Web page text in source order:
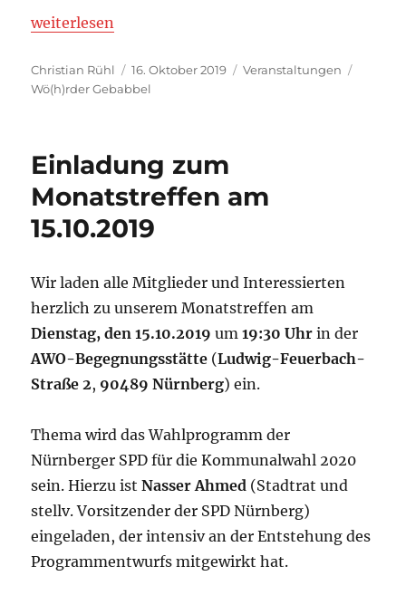
„Einladung zum ersten Wö(h)rder Gebabbel am 22.
weiterlesen
Autor
Christian Rühl
Veröffentlicht
am
16. Oktober 2019 Kategorien
Veranstaltungen
Wö(h)rder Gebabbel
Einladung zum
Monatstreffen am
15.10.2019
Wir laden alle Mitglieder und Interessierten
herzlich zu unserem Monatstreffen am
Dienstag, den 15.10.2019um19:30 Uhr in der
AWO-Begegnungsstätte (Ludwig-Feuerbach-
Straße 2, 90489 Nürnberg) ein.
Thema wird das Wahlprogramm der
Nürnberger SPD für die Kommunalwahl 2020
sein. Hierzu istNasser Ahmed (Stadtrat und
stellv. Vorsitzender der SPD Nürnberg)
eingeladen, der intensiv an der Entstehung des
Programmentwurfs mitgewirkt hat.